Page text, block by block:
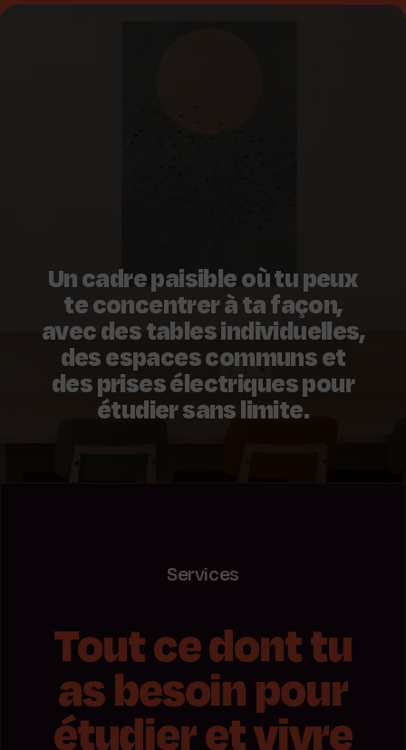
Un cadre paisible où tu peux
te concentrer à ta façon,
avec des tables individuelles,
des espaces communs et
des prises électriques pour
étudier sans limite.
Services
Tout ce dont tu
as besoin pour
étudier et vivre